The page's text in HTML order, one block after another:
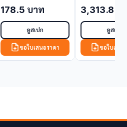
(VCT Cable)
178.5 บาท
ดูสเปก
ขอใบเสนอราคา
(NYY Cable)
3,313.8 บ
ดูสเปก
ขอใบเสน